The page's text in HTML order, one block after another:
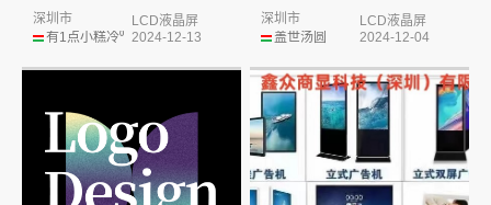
有1点小糕冷⁰
深圳市
LCD液晶屏
2024-12-13
盖世汤圆
深圳市
LCD液晶屏
2024-12-04